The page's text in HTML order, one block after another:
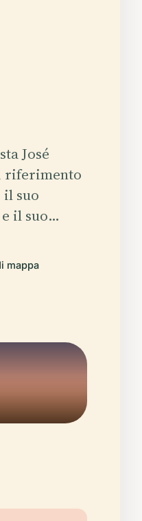
José
riferimento
il suo
il suo…
mappa